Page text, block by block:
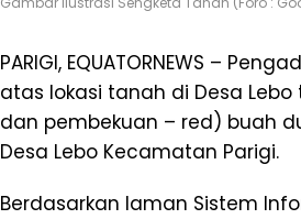
PARIGI, EQUATORNEWS –
atas lokasi tanah di Desa
dan pembekuan – red) buah
Desa Lebo Kecamatan Parigi.
Berdasarkan laman Sistem